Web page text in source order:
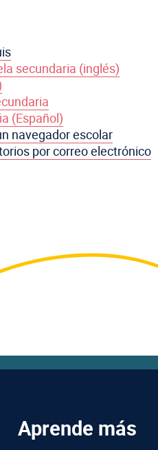
secundaria (inglés)
(Español)
navegador escolar
por correo electrónico
Aprende más